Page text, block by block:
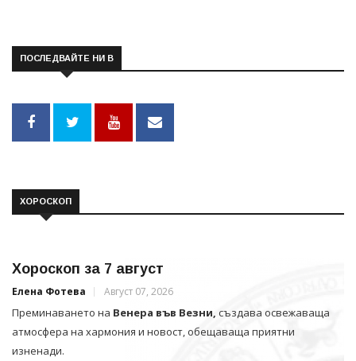
ПОСЛЕДВАЙТЕ НИ В
ХОРОСКОП
Хороскоп за 7 август
Елена Фотева Август 07, 2026
Преминаването на Венера във Везни, създава освежаваща
атмосфера на хармония и новост, обещаваща приятни
изненади.